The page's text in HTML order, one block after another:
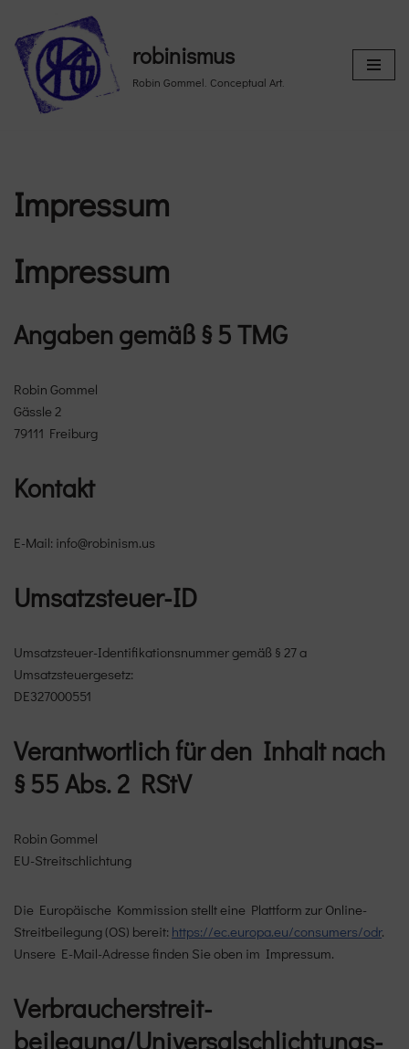
Skip
to
content
robinismus
Robin Gommel. Conceptual Art.
Impressum
Impressum
Angaben gemäß § 5 TMG
Robin Gommel
Gässle 2
79111 Freiburg
Kontakt
E-Mail: info@robinism.us
Umsatzsteuer-ID
Umsatzsteuer-Identifikationsnummer gemäß § 27 a
Umsatzsteuergesetz:
DE327000551
Verantwortlich für den Inhalt nach
§ 55 Abs. 2 RStV
Robin Gommel
EU-Streitschlichtung
Die Europäische Kommission stellt eine Plattform zur Online-
Streitbeilegung (OS) bereit: https://ec.europa.eu/consumers/odr.
Unsere E-Mail-Adresse finden Sie oben im Impressum.
Verbraucher­streit­
beilegung/Universal­schlichtungs­